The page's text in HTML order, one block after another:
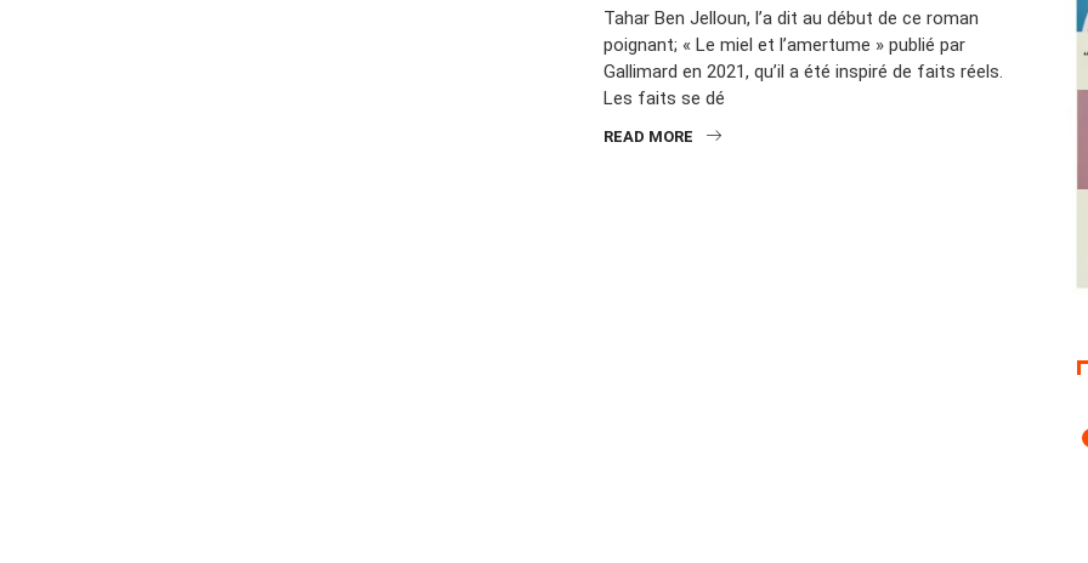
Tahar Ben Jelloun, l’a dit au début de ce roman
poignant; « Le miel et l’amertume » publié par
Gallimard en 2021, qu’il a été inspiré de faits réels.
Les faits se dé
READ MORE